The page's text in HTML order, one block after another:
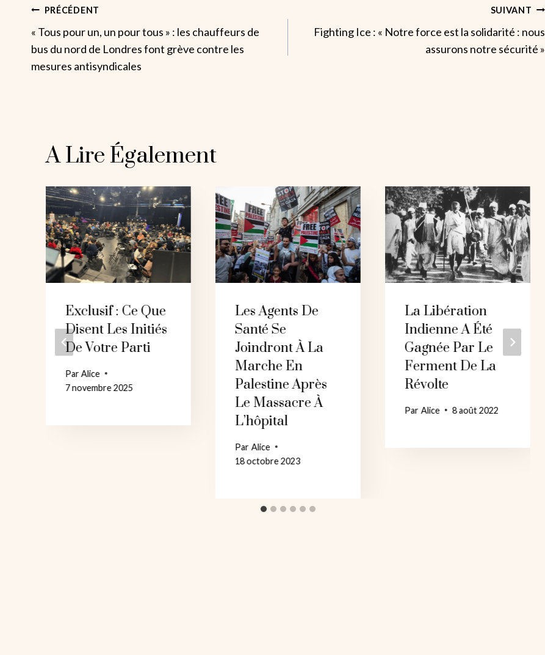
Navigation
De
L’article
PRÉCÉDENT
« Tous pour un, un pour tous » : les chauffeurs de
bus du nord de Londres font grève contre les
mesures antisyndicales
SUIVANT
Fighting Ice : « Notre force est la solidarité : nous
assurons notre sécurité »
A Lire Également
Exclusif : Ce Que
Disent Les Initiés
De Votre Parti
ParAlice
7 novembre 2025
Les Agents De
Santé Se
Joindront À La
Marche En
Palestine Après
Le Massacre À
L’hôpital
ParAlice
18 octobre 2023
La Libération
Indienne A Été
Gagnée Par Le
Ferment De La
Révolte
ParAlice 8 août 2022